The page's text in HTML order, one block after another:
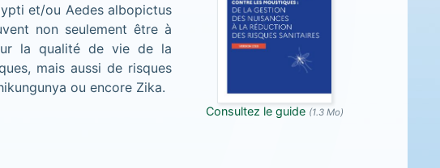
et/ou Aedes albopictus
non seulement être à
la qualité de vie de la
mais aussi de risques
ou encore Zika.
Consultez le guide (1.3 Mo)